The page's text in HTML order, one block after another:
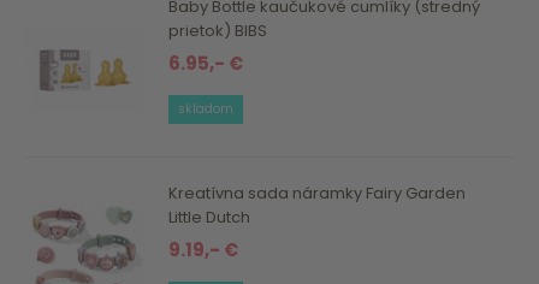
Baby Bottle kaučukové cumlíky (stredný
prietok) BIBS
6.95,- €
skladom
Kreatívna sada náramky Fairy Garden
Little Dutch
9.19,- €